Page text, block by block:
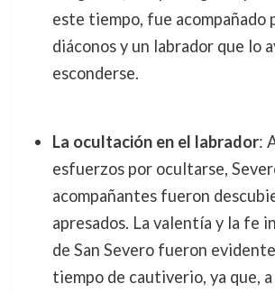
este tiempo, fue acompañado
diáconos y un labrador que lo
esconderse.
La ocultación en el labrador:
esfuerzos por ocultarse,
acompañantes fueron
apresados. La valentía y la fe
de San Severo fueron
tiempo de cautiverio, ya que, a